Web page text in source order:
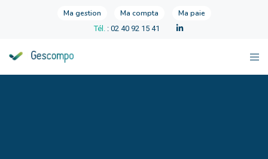
Ma gestion Ma compta Ma paie
Tél. : 02 40 92 15 41